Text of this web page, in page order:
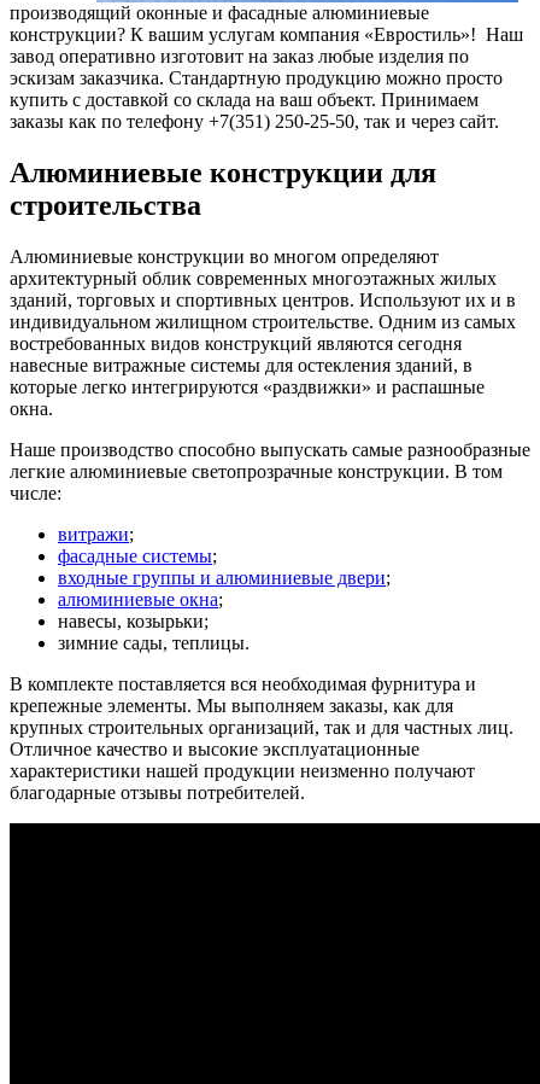
производящий оконные и фасадные алюминиевые
конструкции? К вашим услугам компания «Евростиль»! Наш
завод оперативно изготовит на заказ любые изделия по
эскизам заказчика. Стандартную продукцию можно просто
купить с доставкой со склада на ваш объект. Принимаем
заказы как по телефону +7(351) 250-25-50, так и через сайт.
Алюминиевые конструкции для
строительства
Алюминиевые конструкции во многом определяют
архитектурный облик современных многоэтажных жилых
зданий, торговых и спортивных центров. Используют их и в
индивидуальном жилищном строительстве. Одним из самых
востребованных видов конструкций являются сегодня
навесные витражные системы для остекления зданий, в
которые легко интегрируются «раздвижки» и распашные
окна.
Наше производство способно выпускать самые разнообразные
легкие алюминиевые светопрозрачные конструкции. В том
числе:
витражи;
фасадные системы;
входные группы и алюминиевые двери;
алюминиевые окна;
навесы, козырьки;
зимние сады, теплицы.
В комплекте поставляется вся необходимая фурнитура и
крепежные элементы. Мы выполняем заказы, как для
крупных строительных организаций, так и для частных лиц.
Отличное качество и высокие эксплуатационные
характеристики нашей продукции неизменно получают
благодарные отзывы потребителей.